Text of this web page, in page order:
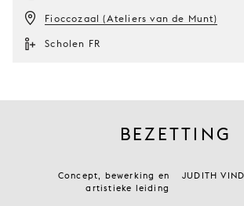
Fioccozaal (Ateliers van de Munt)
Scholen FR
BEZETTING
Concept, bewerking en
artistieke leiding
JUDITH